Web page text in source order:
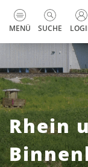
zur Startseite
Direkt zur
Direkt zum
Direkt zur
Direkt zum
MENÜ SUCHE
Rhein